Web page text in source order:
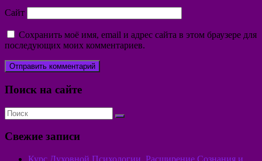
Сайт
Сохранить моё имя, email и адрес сайта в этом браузере для
последующих моих комментариев.
Поиск на сайте
Свежие записи